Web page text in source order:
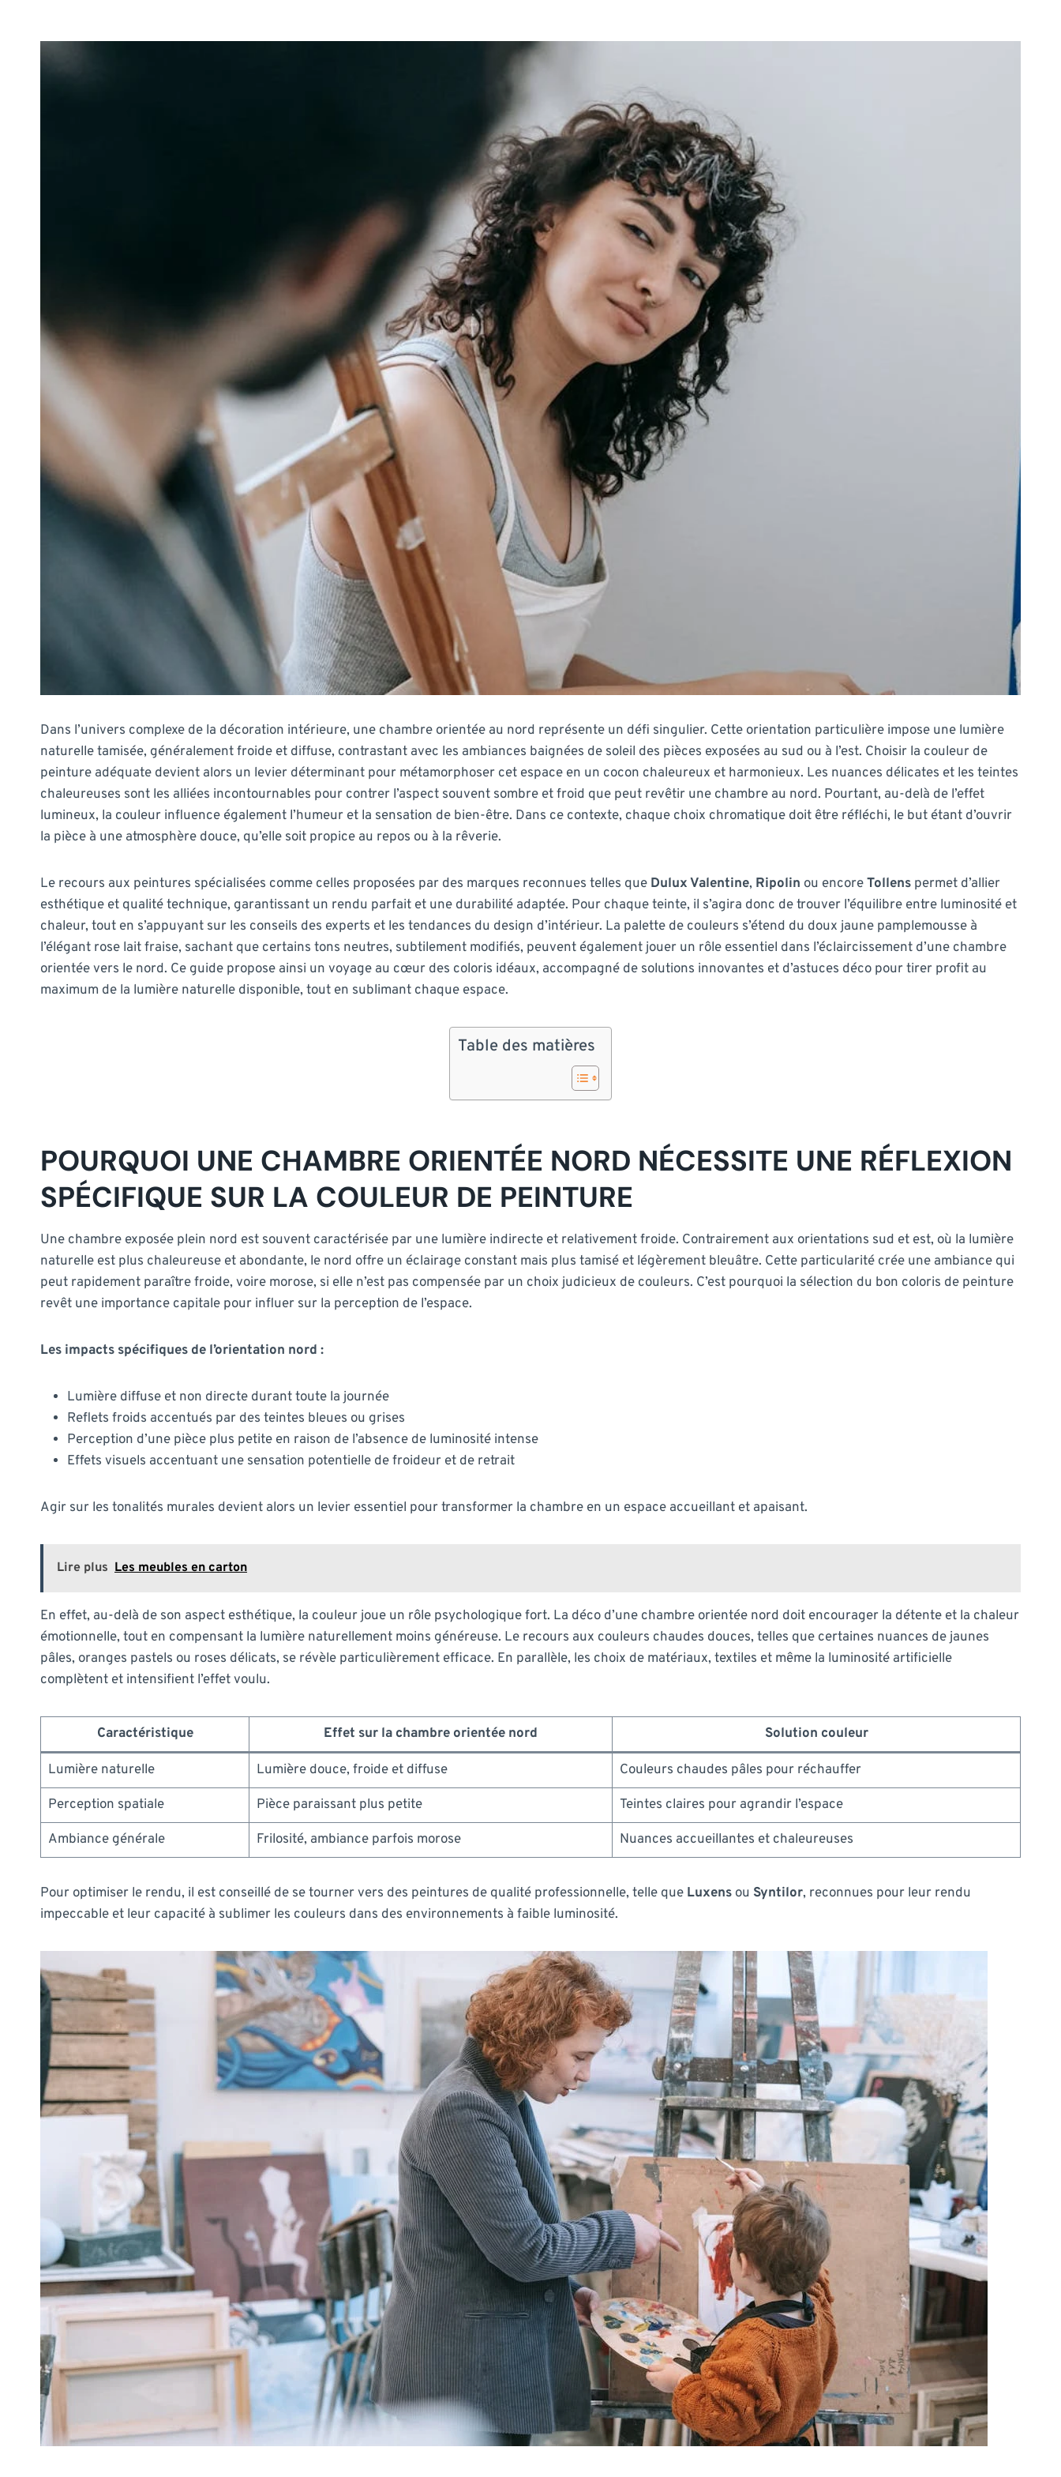
Dans l’univers complexe de la décoration intérieure, une chambre orientée au nord représente un défi singulier. Cette orientation particulière impose une lumière
naturelle tamisée, généralement froide et diffuse, contrastant avec les ambiances baignées de soleil des pièces exposées au sud ou à l’est. Choisir la couleur de
peinture adéquate devient alors un levier déterminant pour métamorphoser cet espace en un cocon chaleureux et harmonieux. Les nuances délicates et les teintes
chaleureuses sont les alliées incontournables pour contrer l’aspect souvent sombre et froid que peut revêtir une chambre au nord. Pourtant, au-delà de l’effet
lumineux, la couleur influence également l’humeur et la sensation de bien-être. Dans ce contexte, chaque choix chromatique doit être réfléchi, le but étant d’ouvrir
la pièce à une atmosphère douce, qu’elle soit propice au repos ou à la rêverie.
Le recours aux peintures spécialisées comme celles proposées par des marques reconnues telles que Dulux Valentine, Ripolin ou encoreTollens permet d’allier
esthétique et qualité technique, garantissant un rendu parfait et une durabilité adaptée. Pour chaque teinte, il s’agira donc de trouver l’équilibre entre luminosité et
chaleur, tout en s’appuyant sur les conseils des experts et les tendances du design d’intérieur. La palette de couleurs s’étend du doux jaune pamplemousse à
l’élégant rose lait fraise, sachant que certains tons neutres, subtilement modifiés, peuvent également jouer un rôle essentiel dans l’éclaircissement d’une chambre
orientée vers le nord. Ce guide propose ainsi un voyage au cœur des coloris idéaux, accompagné de solutions innovantes et d’astuces déco pour tirer profit au
maximum de la lumière naturelle disponible, tout en sublimant chaque espace.
Table des matières
POURQUOI UNE CHAMBRE ORIENTÉE NORD NÉCESSITE UNE RÉFLEXION
SPÉCIFIQUE SUR LA COULEUR DE PEINTURE
Une chambre exposée plein nord est souvent caractérisée par une lumière indirecte et relativement froide. Contrairement aux orientations sud et est, où la lumière
naturelle est plus chaleureuse et abondante, le nord offre un éclairage constant mais plus tamisé et légèrement bleuâtre. Cette particularité crée une ambiance qui
peut rapidement paraître froide, voire morose, si elle n’est pas compensée par un choix judicieux de couleurs. C’est pourquoi la sélection du bon coloris de peinture
revêt une importance capitale pour influer sur la perception de l’espace.
Les impacts spécifiques de l’orientation nord :
Lumière diffuse et non directe durant toute la journée
Reflets froids accentués par des teintes bleues ou grises
Perception d’une pièce plus petite en raison de l’absence de luminosité intense
Effets visuels accentuant une sensation potentielle de froideur et de retrait
Agir sur les tonalités murales devient alors un levier essentiel pour transformer la chambre en un espace accueillant et apaisant.
Lire plus Les meubles en carton
En effet, au-delà de son aspect esthétique, la couleur joue un rôle psychologique fort. La déco d’une chambre orientée nord doit encourager la détente et la chaleur
émotionnelle, tout en compensant la lumière naturellement moins généreuse. Le recours aux couleurs chaudes douces, telles que certaines nuances de jaunes
pâles, oranges pastels ou roses délicats, se révèle particulièrement efficace. En parallèle, les choix de matériaux, textiles et même la luminosité artificielle
complètent et intensifient l’effet voulu.
Caractéristique Effet sur la chambre orientée nord Solution couleur
Lumière naturelle Lumière douce, froide et diffuse
Couleurs chaudes pâles pour réchauffer
Perception spatiale
Pièce paraissant plus petite
Teintes claires pour agrandir l’espace
Ambiance générale
Frilosité, ambiance parfois morose Nuances accueillantes et chaleureuses
Pour optimiser le rendu, il est conseillé de se tourner vers des peintures de qualité professionnelle, telle que Luxens ou Syntilor, reconnues pour leur rendu
impeccable et leur capacité à sublimer les couleurs dans des environnements à faible luminosité.